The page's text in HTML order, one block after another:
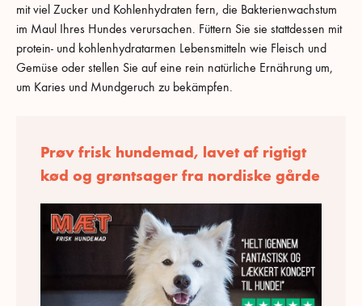
mit viel Zucker und Kohlenhydraten fern, die Bakterienwachstum
im Maul Ihres Hundes verursachen. Füttern Sie sie stattdessen mit
protein- und kohlenhydratarmen Lebensmitteln wie Fleisch und
Gemüse oder stellen Sie auf eine rein natürliche Ernährung um,
um Karies und Mundgeruch zu bekämpfen.
Prøv frisk hundemad, lavet af rigtigt
kød og grøntsager fra nordiske gårde